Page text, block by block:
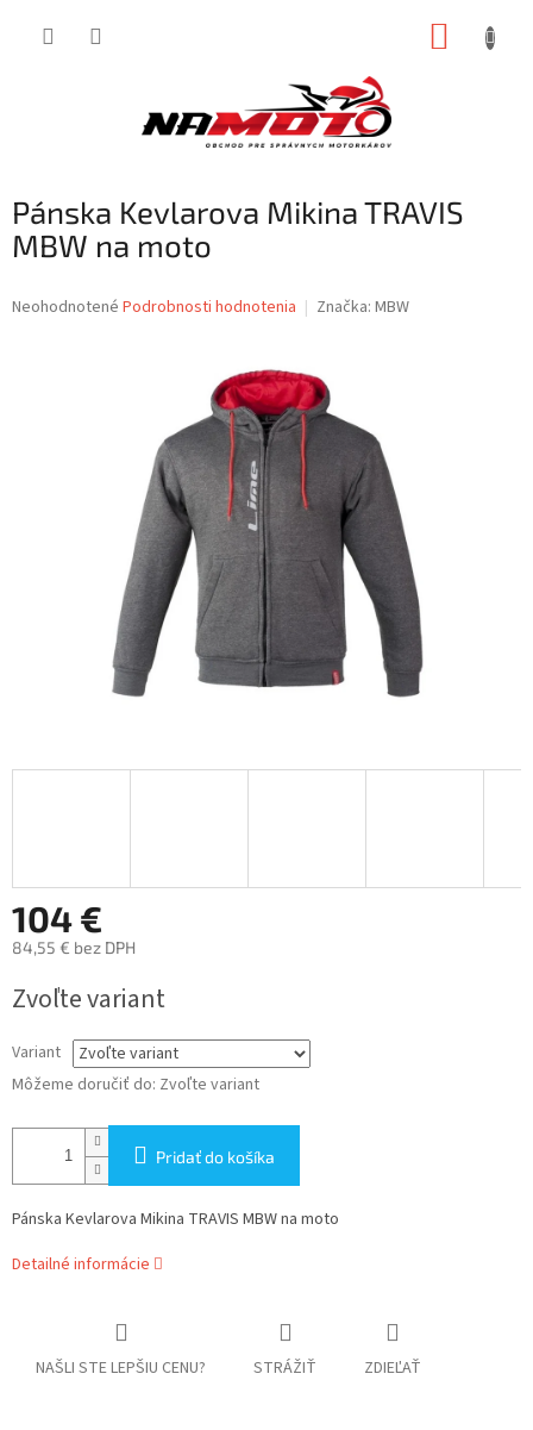
Pánska Kevlarova Mikina TRAVIS
MBW na moto
Priemerné
Neohodnotené Podrobnosti hodnotenia Značka: MBW
104 €
84,55 € bez DPH
cena:
Zvoľte variant
Variant
Môžeme doručiť do: Zvoľte variant
Pridať do košíka
Pánska Kevlarova Mikina TRAVIS MBW na moto
Detailné informácie
NAŠLI STE LEPŠIU CENU? STRÁŽIŤ ZDIEĽAŤ